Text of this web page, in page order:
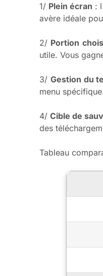
1/ Plein écran :
avère idéale
2/ Portion
utile. Vous
3/ Gestion du
menu
4/ Cible de
des
Tableau